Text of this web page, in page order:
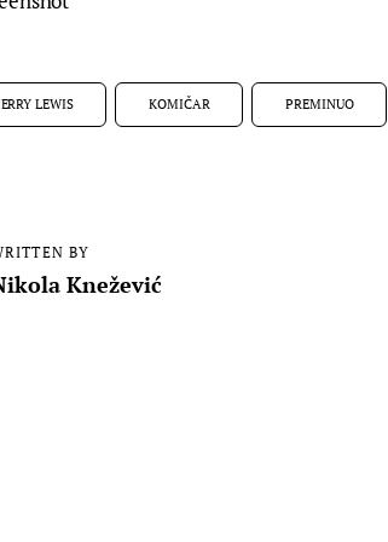
LEWIS KOMIČAR PREMINUO
BY
Knežević